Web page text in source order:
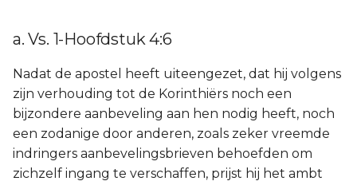
a. Vs. 1-Hoofdstuk 4:6
Nadat de apostel heeft uiteengezet, dat hij volgens
zijn verhouding tot de Korinthiërs noch een
bijzondere aanbeveling aan hen nodig heeft, noch
een zodanige door anderen, zoals zeker vreemde
indringers aanbevelingsbrieven behoefden om
zichzelf ingang te verschaffen, prijst hij het ambt